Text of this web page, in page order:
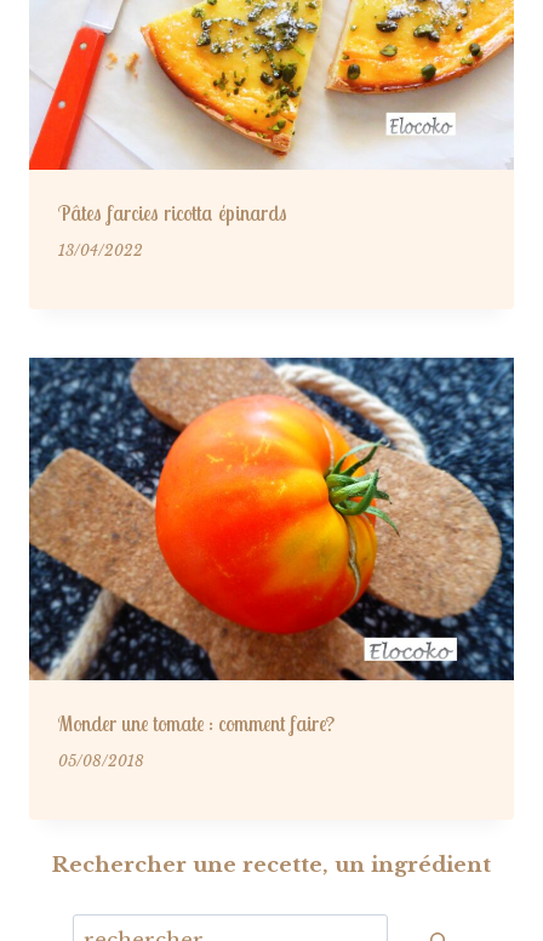
Pâtes farcies ricotta épinards
13/04/2022
Monder une tomate : comment faire?
05/08/2018
Rechercher une recette, un ingrédient